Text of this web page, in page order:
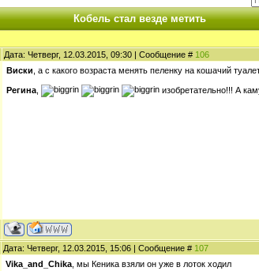
Кобель стал везде метить
Дата: Четверг, 12.03.2015, 09:30 | Сообщение # 106
Виски , а с какого возраста менять пеленку на кошачий
Регина изобретательно!!! А
Дата: Четверг, 12.03.2015, 15:06 | Сообщение # 107
Vika_and_Chika , мы Кеника взяли он уже в лоток ходил